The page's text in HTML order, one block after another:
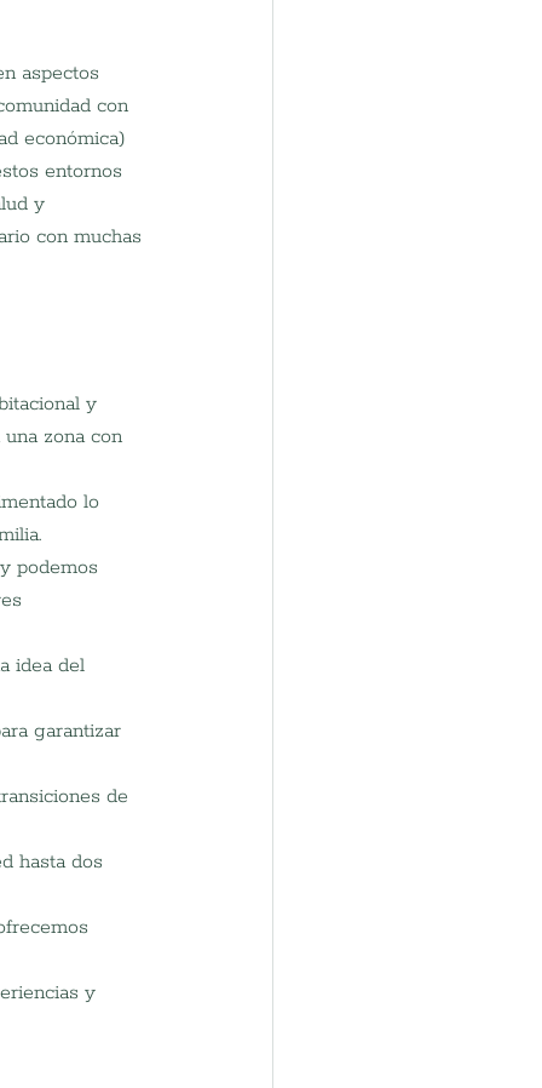
aspectos
con
económica)
entornos
y
con muchas
y
zona con
lo
podemos
idea del
garantizar
de
hasta dos
y